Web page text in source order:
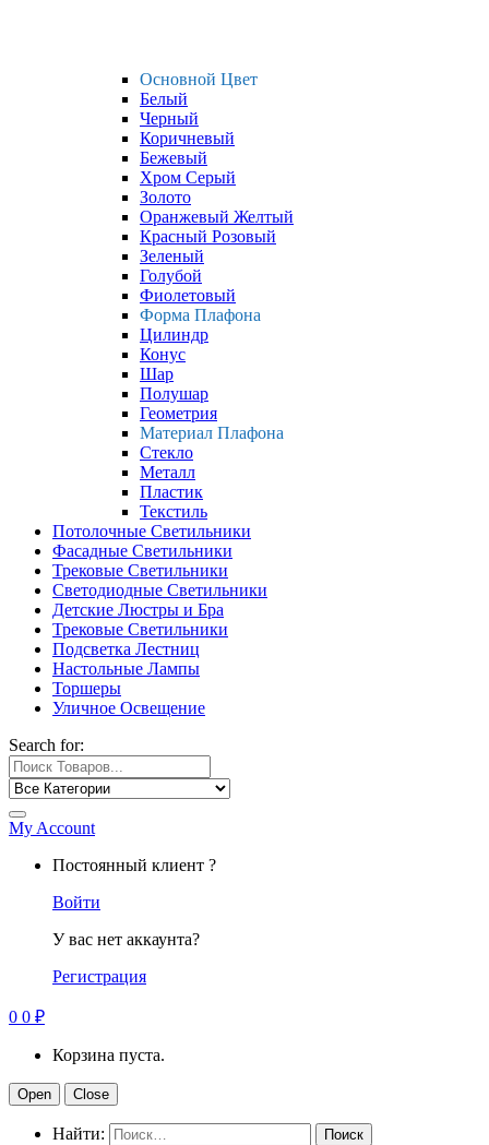
Основной Цвет
Белый
Черный
Коричневый
Бежевый
Хром Серый
Золото
Оранжевый Желтый
Красный Розовый
Зеленый
Голубой
Фиолетовый
Форма Плафона
Цилиндр
Конус
Шар
Полушар
Геометрия
Материал Плафона
Стекло
Металл
Пластик
Текстиль
Потолочные Светильники
Фасадные Светильники
Трековые Светильники
Светодиодные Светильники
Детские Люстры и Бра
Трековые Светильники
Подсветка Лестниц
Настольные Лампы
Торшеры
Уличное Освещение
Search for:
My Account
Постоянный клиент ?
Войти
У вас нет аккаунта?
Регистрация
0 0 ₽
Корзина пуста.
Open Close
Найти: